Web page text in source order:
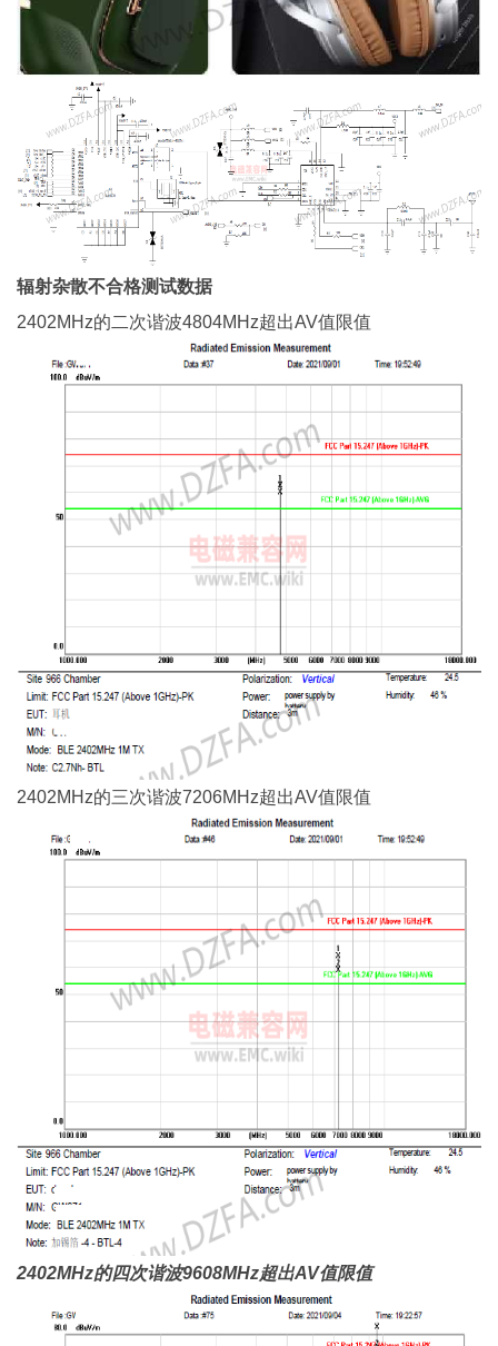
辐射杂散不合格测试数据
2402MHz的二次谐波4804MHz超出AV值限值
2402MHz的三次谐波7206MHz超出AV值限值
2402MHz的四次谐波9608MHz超出AV值限值